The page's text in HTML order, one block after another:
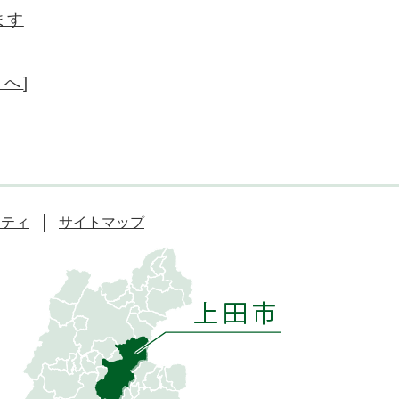
す
へ]
ィ サイトマップ